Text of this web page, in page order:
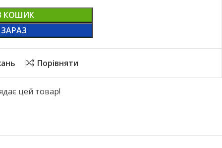
КОШИК
Порівняти
цей товар!